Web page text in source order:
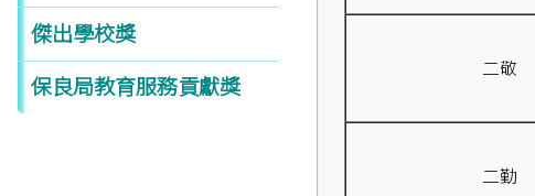
傑出學校獎
保良局教育服務貢獻獎
二敬
二勤